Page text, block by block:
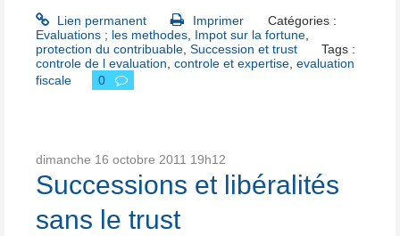
Lien permanent Imprimer
Catégories :
Evaluations ; les methodes, Impot sur la fortune,
protection du contribuable, Succession et trust
Tags :
controle de l evaluation, controle et expertise, evaluation
fiscale
0
dimanche 16 octobre 2011 19h12
Successions et libéralités
sans le trust